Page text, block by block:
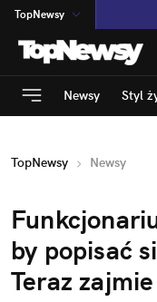
TopNewsy
na:Temat
INN:Poland
ASZ:dziennik
dad:HERO
Newsy Styl
TopNewsy Newsy
by popisać
Teraz